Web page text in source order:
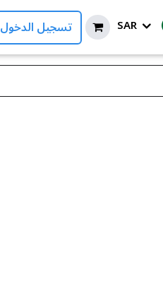
SAR تسجيل الدخول